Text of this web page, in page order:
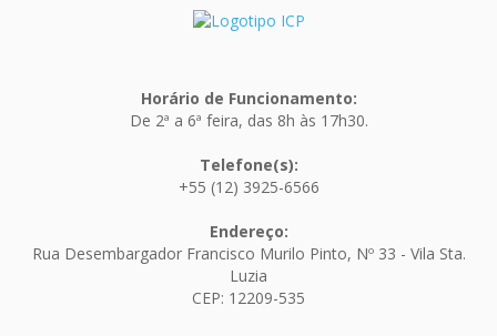
Horário de Funcionamento:
De 2ª a 6ª feira, das 8h às 17h30.
Telefone(s):
+55 (12) 3925-6566
Endereço:
Rua Desembargador Francisco Murilo Pinto, Nº 33 - Vila Sta.
Luzia
CEP: 12209-535